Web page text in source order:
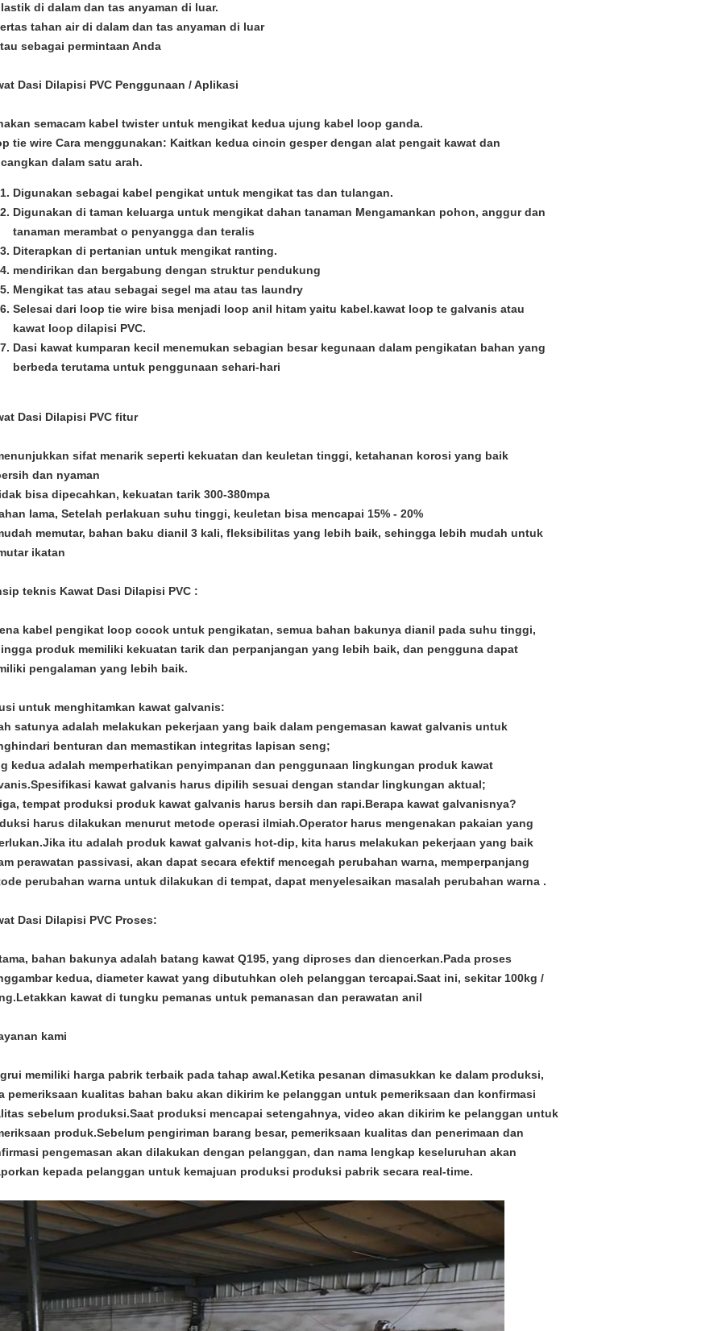
di dalam dan tas anyaman di luar.
tahan air di dalam dan tas anyaman di luar
sebagai permintaan Anda
Dasi Dilapisi PVC Penggunaan / Aplikasi
semacam kabel twister untuk mengikat kedua ujung kabel loop ganda.
tie wire Cara menggunakan: Kaitkan kedua cincin gesper dengan alat pengait kawat dan
dalam satu arah.
Digunakan sebagai kabel pengikat untuk mengikat tas dan tulangan.
Digunakan di taman keluarga untuk mengikat dahan tanaman Mengamankan pohon, anggur dan
tanaman merambat o penyangga dan teralis
Diterapkan di pertanian untuk mengikat ranting.
mendirikan dan bergabung dengan struktur pendukung
Mengikat tas atau sebagai segel ma atau tas laundry
Selesai dari loop tie wire bisa menjadi loop anil hitam yaitu kabel.kawat loop te galvanis atau
kawat loop dilapisi PVC.
Dasi kawat kumparan kecil menemukan sebagian besar kegunaan dalam pengikatan bahan yang
berbeda terutama untuk penggunaan sehari-hari
Dasi Dilapisi PVC fitur
sifat menarik seperti kekuatan dan keuletan tinggi, ketahanan korosi yang baik
dan nyaman
bisa dipecahkan, kekuatan tarik 300-380mpa
lama, Setelah perlakuan suhu tinggi, keuletan bisa mencapai 15% - 20%
memutar, bahan baku dianil 3 kali, fleksibilitas yang lebih baik, sehingga lebih mudah untuk
ikatan
teknis Kawat Dasi Dilapisi PVC :
kabel pengikat loop cocok untuk pengikatan, semua bahan bakunya dianil pada suhu tinggi,
produk memiliki kekuatan tarik dan perpanjangan yang lebih baik, dan pengguna dapat
pengalaman yang lebih baik.
untuk menghitamkan kawat galvanis:
satunya adalah melakukan pekerjaan yang baik dalam pengemasan kawat galvanis untuk
benturan dan memastikan integritas lapisan seng;
kedua adalah memperhatikan penyimpanan dan penggunaan lingkungan produk kawat
kawat galvanis harus dipilih sesuai dengan standar lingkungan aktual;
tempat produksi produk kawat galvanis harus bersih dan rapi.Berapa kawat galvanisnya?
harus dilakukan menurut metode operasi ilmiah.Operator harus mengenakan pakaian yang
itu adalah produk kawat galvanis hot-dip, kita harus melakukan pekerjaan yang baik
perawatan passivasi, akan dapat secara efektif mencegah perubahan warna, memperpanjang
perubahan warna untuk dilakukan di tempat, dapat menyelesaikan masalah perubahan warna .
Dasi Dilapisi PVC Proses:
bahan bakunya adalah batang kawat Q195, yang diproses dan diencerkan.Pada proses
kedua, diameter kawat yang dibutuhkan oleh pelanggan tercapai.Saat ini, sekitar 100kg /
kawat di tungku pemanas untuk pemanasan dan perawatan anil
kami
memiliki harga pabrik terbaik pada tahap awal.Ketika pesanan dimasukkan ke dalam produksi,
pemeriksaan kualitas bahan baku akan dikirim ke pelanggan untuk pemeriksaan dan konfirmasi
sebelum produksi.Saat produksi mencapai setengahnya, video akan dikirim ke pelanggan untuk
produk.Sebelum pengiriman barang besar, pemeriksaan kualitas dan penerimaan dan
pengemasan akan dilakukan dengan pelanggan, dan nama lengkap keseluruhan akan
kepada pelanggan untuk kemajuan produksi produksi pabrik secara real-time.